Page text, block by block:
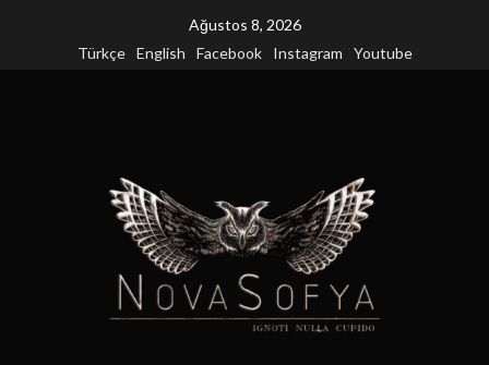
Ağustos 8, 2026
Türkçe
English Facebook Instagram Youtube